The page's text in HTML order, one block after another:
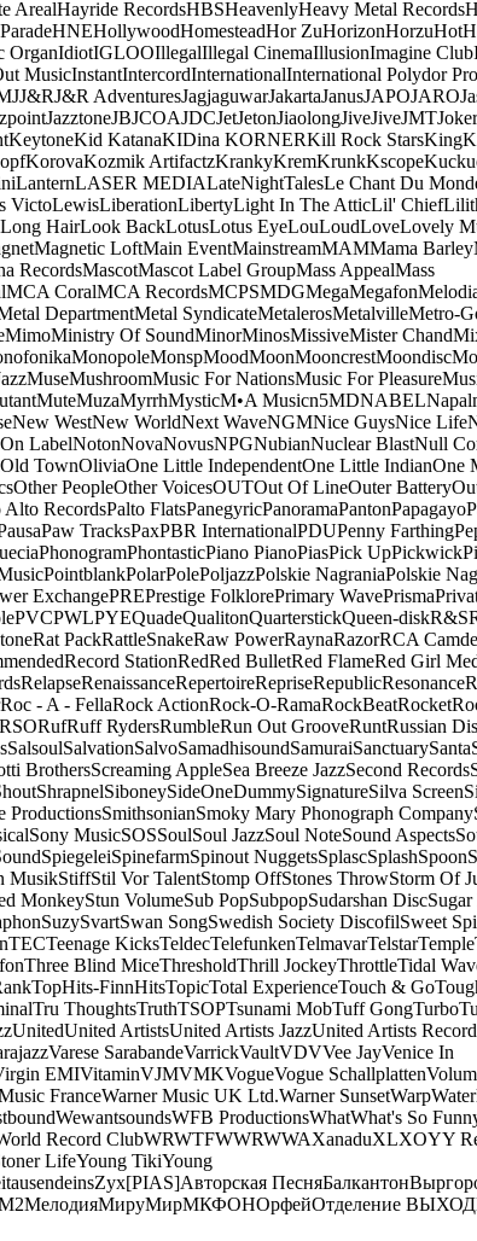
ArealHayride RecordsHBSHeavenlyHeavy Metal Records
HNEHollywoodHomesteadHor ZuHorizonHorzuHot
OrganIdiotIGLOOIllegalIllegal CinemaIllusionImagine Club
MusicInstantIntercordInternationalInternational Polydor
JJ&RJ&R AdventuresJagjaguwarJakartaJanusJAPOJARO
JazztoneJBJCOAJDCJetJetonJiaolongJiveJiveJMTJoker
KeytoneKid KatanaKIDina KORNERKill Rock StarsKing
KorovaKozmik ArtifactzKrankyKremKrunkKscope
LanternLASER MEDIALateNightTalesLe Chant Du
VictoLewisLiberationLibertyLight In The AtticLil' Chief
Long HairLook BackLotusLotus EyeLouLoudLoveLovely
Magnetic LoftMain EventMainstreamMAMMama Barley
RecordsMascotMascot Label GroupMass AppealMass
MCA CoralMCA RecordsMCPSMDGMegaMegafon
DepartmentMetal SyndicateMetalerosMetalvilleMetro-
MimoMinistry Of SoundMinorMinosMissiveMister Chand
MonopoleMonspMoodMoonMooncrestMoondisc
MuseMushroomMusic For NationsMusic For Pleasure
MuteMuzaMyrrhMysticM•A Musicn5MDNABEL
New WestNew WorldNext WaveNGMNice GuysNice Life
LabelNotonNovaNovusNPGNubianNuclear BlastNull
Old TownOliviaOne Little IndependentOne Little IndianOne
Other PeopleOther VoicesOUTOut Of LineOuter Battery
Alto RecordsPalto FlatsPanegyricPanoramaPantonPapagayo
Paw TracksPaxPBR InternationalPDUPenny Farthing
PhonogramPhontasticPiano PianoPiasPick UpPickwick
PointblankPolarPolePoljazzPolskie NagraniaPolskie
ExchangePREPrestige FolklorePrimary WavePrisma
PVCPWLPYEQuadeQualitonQuarterstickQueen-diskR&S
Rat PackRattleSnakeRaw PowerRaynaRazorRCA
Record StationRedRed BulletRed FlameRed Girl
RelapseRenaissanceRepertoireRepriseRepublicResonance
Roc - A - FellaRock ActionRock-O-RamaRockBeatRocket
RSORufRuff RydersRumbleRun Out GrooveRuntRussian
SalsoulSalvationSalvoSamadhisoundSamuraiSanctuarySanta
BrothersScreaming AppleSea Breeze JazzSecond Records
ShrapnelSiboneySideOneDummySignatureSilva Screen
ProductionsSmithsonianSmoky Mary Phonograph Company
Sony MusicSOSSoulSoul JazzSoul NoteSound Aspects
SpiegeleiSpinefarmSpinout NuggetsSplascSplashSpoon
MusikStiffStil Vor TalentStomp OffStones ThrowStorm Of
MonkeyStun VolumeSub PopSubpopSudarshan Disc
SuzySvartSwan SongSwedish Society DiscofilSweet
TECTeenage KicksTeldecTelefunkenTelmavarTelstarTemple
Three Blind MiceThresholdThrill JockeyThrottleTidal
TopHits-FinnHitsTopicTotal ExperienceTouch & Go
Tru ThoughtsTruthTSOPTsunami MobTuff GongTurbo
UnitedUnited ArtistsUnited Artists JazzUnited Artists
Varese SarabandeVarrickVaultVDVVee JayVenice In
EMIVitaminVJMVMKVogueVogue Schallplatten
FranceWarner Music UK Ltd.Warner SunsetWarp
WewantsoundsWFB ProductionsWhatWhat's So
Record ClubWRWTFWWRWWAXanaduXLXOYY
LifeYoung TikiYoung
Zyx[PIAS]Авторская ПесняБалкантон
МелодияМируМирМКФОНОрфейОтделение ВЫХОД